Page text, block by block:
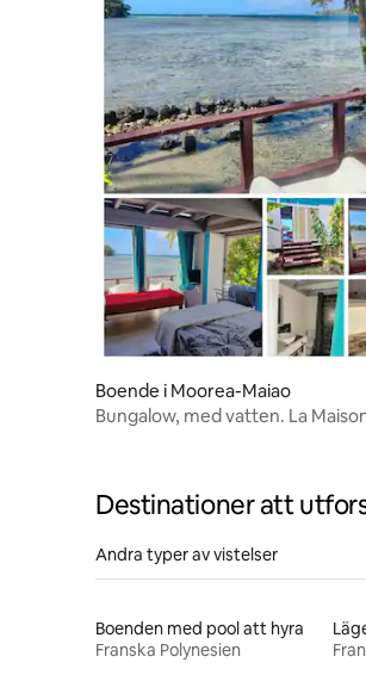
Boende i Moorea-Maiao
Bungalow, med vatten. La
Destinationer att
Andra typer av vistelser
Boenden med pool att hyra
Franska Polynesien